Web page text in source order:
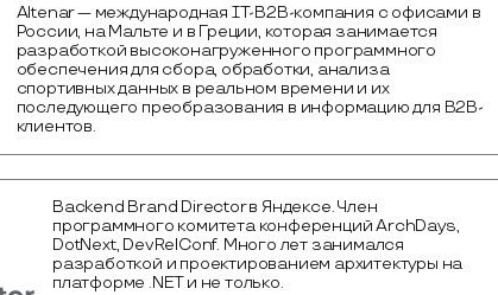
Altenar — международная IT-B2B-компания с офисами в
России, на Мальте и в Греции, которая занимается
разработкой высоконагруженного программного
обеспечения для сбора, обработки, анализа
спортивных данных в реальном времени и их
последующего преобразования в информацию для B2B-
клиентов.
Backend Brand Director в Яндексе. Член
программного комитета конференций ArchDays,
DotNext, DevRelConf. Много лет занимался
разработкой и проектированием архитектуры на
платформе .NET и не только.